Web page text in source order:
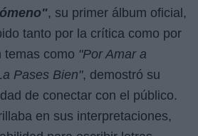
, su primer álbum oficial,
tanto por la crítica como por
temas como "Por Amar a
Pases Bien", demostró su
de conectar con el público.
en sus interpretaciones,